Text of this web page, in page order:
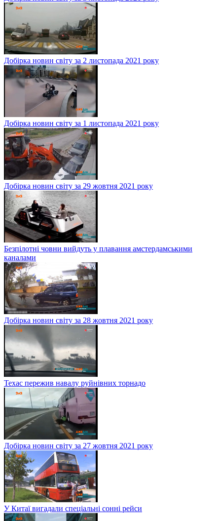
Добірка новин світу за 2 листопада 2021 року
Добірка новин світу за 1 листопада 2021 року
Добірка новин світу за 29 жовтня 2021 року
Безпілотні човни вийдуть у плавання амстердамськими
каналами
Добірка новин світу за 28 жовтня 2021 року
Техас пережив навалу руйнівних торнадо
Добірка новин світу за 27 жовтня 2021 року
У Китаї вигадали спеціальні сонні рейси